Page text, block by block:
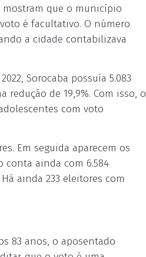
mostram que o município
é facultativo. O número
a cidade contabilizava
Sorocaba possuía 5.083
redução de 19,9%. Com isso, o
com voto
Em seguida aparecem os
conta ainda com 6.584
ainda 233 eleitores com
83 anos, o aposentado